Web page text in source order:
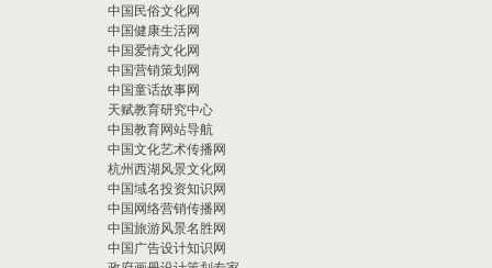
中国民俗文化网
中国健康生活网
中国爱情文化网
中国营销策划网
中国童话故事网
天赋教育研究中心
中国教育网站导航
中国文化艺术传播网
杭州西湖风景文化网
中国域名投资知识网
中国网络营销传播网
中国旅游风景名胜网
中国广告设计知识网